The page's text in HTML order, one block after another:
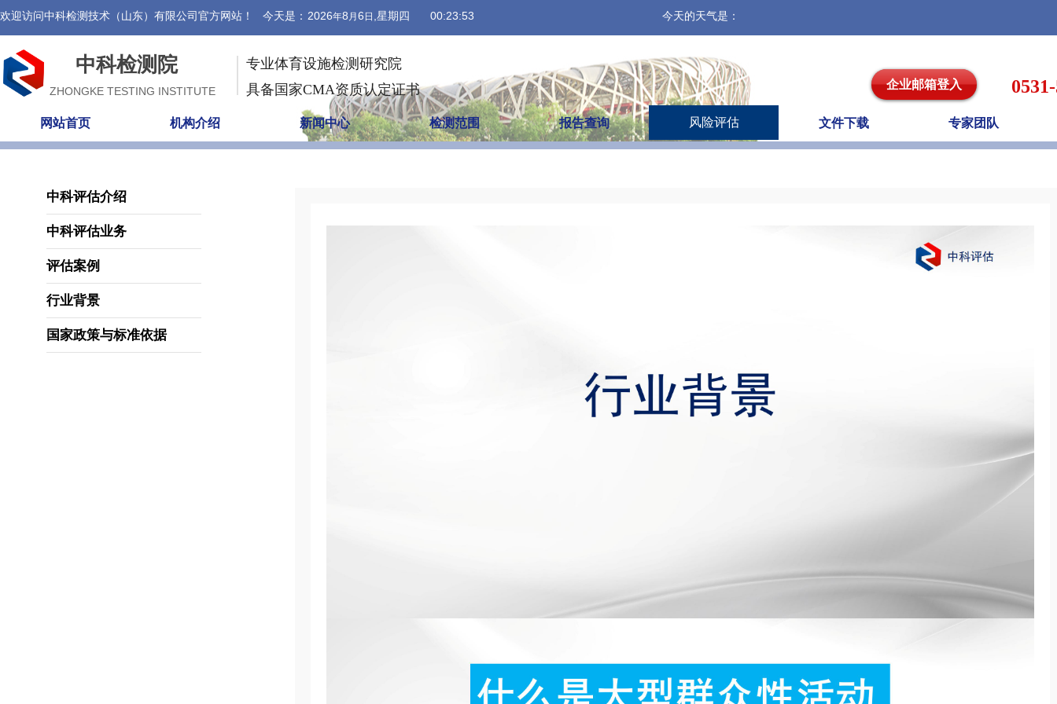
2026年8 月 6 日 ,星期四 00:23:53
欢迎访问中科检测技术（山东）有限公司官方网站！ 今天是： 今天的天气是：
网站首页 机构介绍 新闻中心 检测范围 报告查询 风险评估 文件下载 专家团队
具备国家CMA资质认定证书 企业邮箱登入
专业体育设施检测研究院
中科检测院
ZHONGKE TESTING INSTITUTE
中科评估介绍
中科评估业务
评估案例
行业背景
国家政策与标准依据